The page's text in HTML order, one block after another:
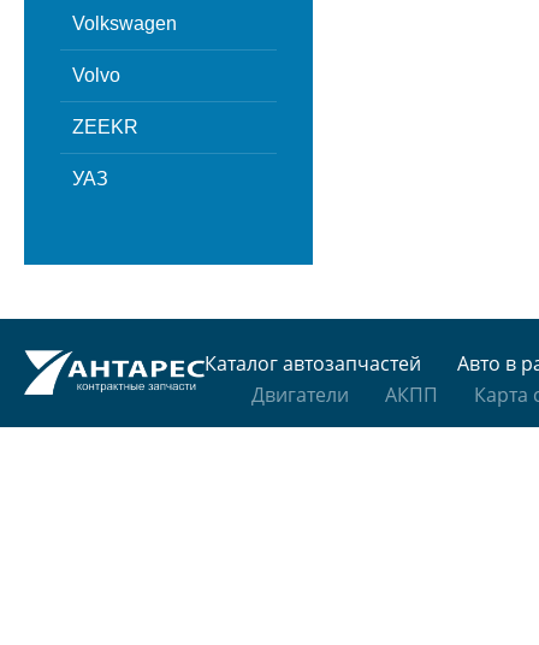
Volkswagen
Volvo
ZEEKR
УАЗ
Каталог автозапчастей
Авто в
Двигатели
АКПП Карта